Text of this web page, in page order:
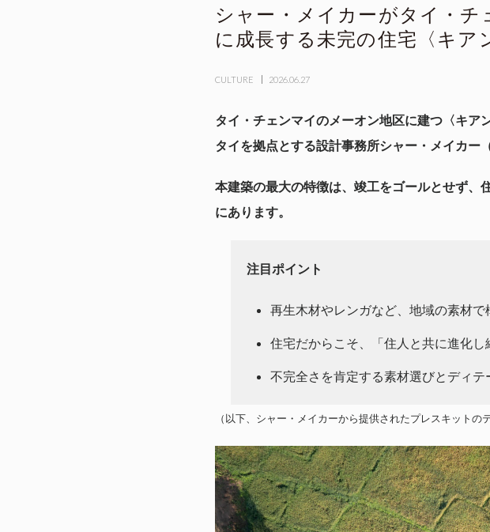
シャー・メイカーがタイ・
に成長する未完の住宅〈キア
CULTURE 2026.06.27
タイ・チェンマイのメーオン地区に建つ〈キ
タイを拠点とする設計事務所シャー・メイカー
本建築の最大の特徴は、竣工をゴールとせず、
にあります。
注目ポイント
再生木材やレンガなど、地域の素材
住宅だからこそ、「住人と共に進化し
不完全さを肯定する素材選びとディテ
（以下、シャー・メイカーから提供されたプレスキットの